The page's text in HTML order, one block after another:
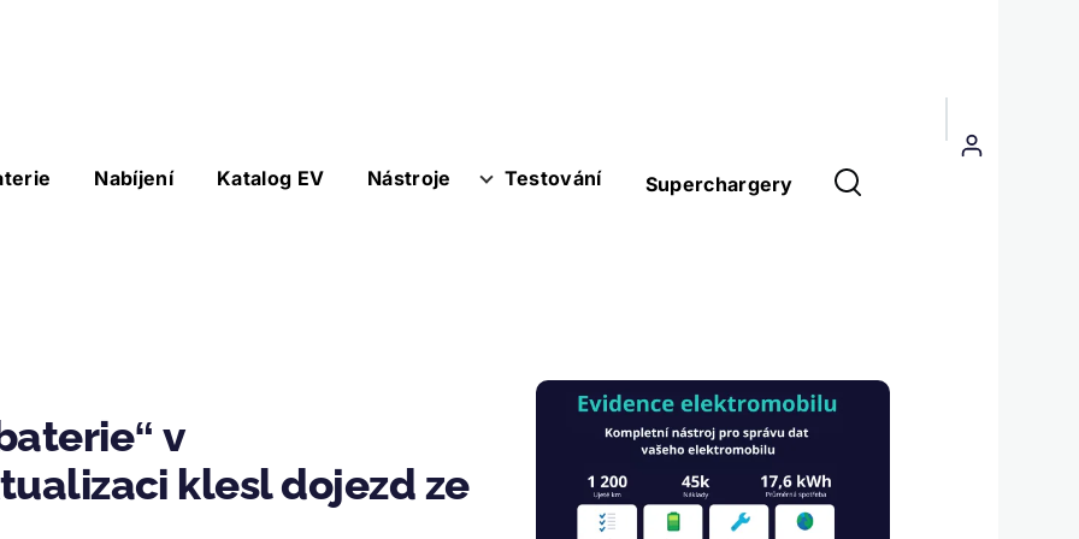
Nabíjení Katalog EV Nástroje Testování Superchargery
Menu
uživatelského
v
klesl dojezd ze
Obrázek